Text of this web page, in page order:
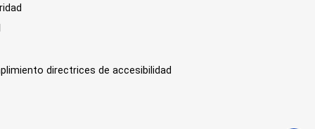
directrices de accesibilidad